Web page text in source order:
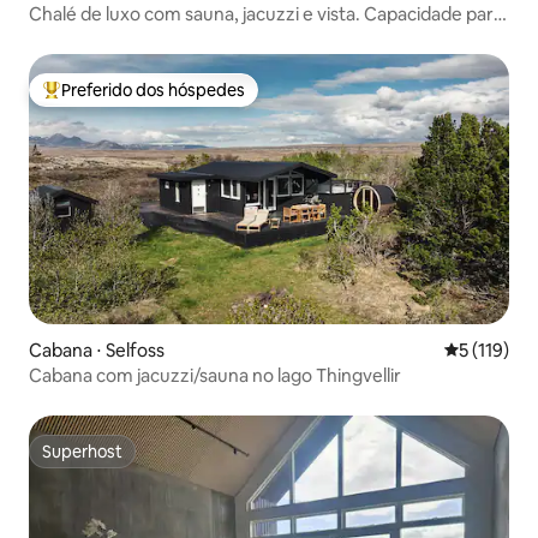
Chalé de luxo com sauna, jacuzzi e vista. Capacidade para
Entre os melhores preferidos dos hóspedes
Preferido dos hóspedes
Cabana ⋅ Selfoss 5 de uma
5 (119)
Cabana com jacuzzi/sauna no lago Thingvellir
Superhost
Superhost